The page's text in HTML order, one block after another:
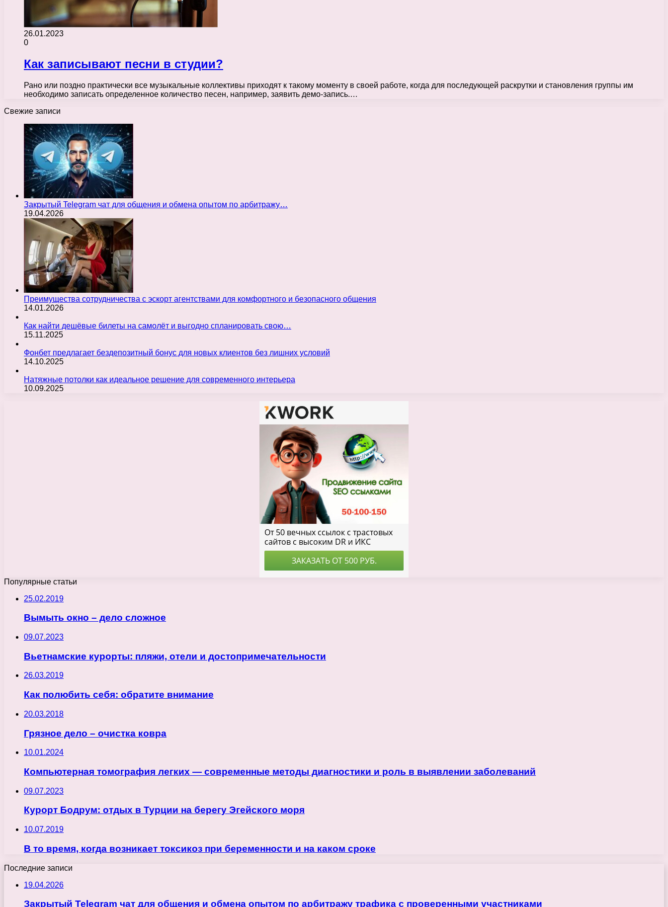
26.01.2023
0
Как записывают песни в студии?
Рано или поздно практически все музыкальные коллективы приходят к такому моменту в своей работе, когда для последующей раскрутки и становления группы им
необходимо записать определенное количество песен, например, заявить демо-запись.…
Свежие записи
Закрытый Telegram чат для общения и обмена опытом по арбитражу…
19.04.2026
Преимущества сотрудничества с эскорт агентствами для комфортного и безопасного общения
14.01.2026
Как найти дешёвые билеты на самолёт и выгодно спланировать свою…
15.11.2025
Фонбет предлагает бездепозитный бонус для новых клиентов без лишних условий
14.10.2025
Натяжные потолки как идеальное решение для современного интерьера
10.09.2025
Популярные статьи
25.02.2019
Вымыть окно – дело сложное
09.07.2023
Вьетнамские курорты: пляжи, отели и достопримечательности
26.03.2019
Как полюбить себя: обратите внимание
20.03.2018
Грязное дело – очистка ковра
10.01.2024
Компьютерная томография легких — современные методы диагностики и роль в выявлении заболеваний
09.07.2023
Курорт Бодрум: отдых в Турции на берегу Эгейского моря
10.07.2019
В то время, когда возникает токсикоз при беременности и на каком сроке
Последние записи
19.04.2026
Закрытый Telegram чат для общения и обмена опытом по арбитражу трафика с проверенными участниками